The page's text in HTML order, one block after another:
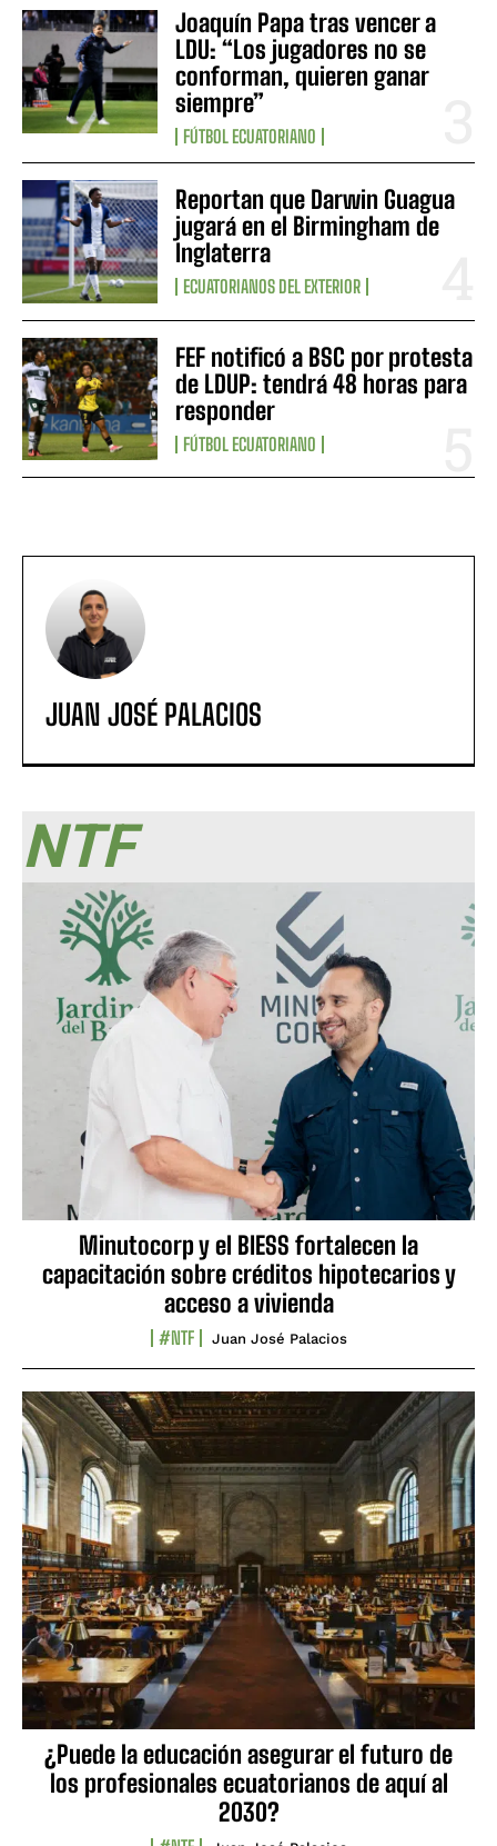
Joaquín Papa tras vencer a
LDU: “Los jugadores no se
conforman, quieren ganar
siempre”
FÚTBOL ECUATORIANO
Reportan que Darwin Guagua
jugará en el Birmingham de
Inglaterra
ECUATORIANOS DEL EXTERIOR
FEF notificó a BSC por protesta
de LDUP: tendrá 48 horas para
responder
FÚTBOL ECUATORIANO
JUAN JOSÉ PALACIOS
NTF
Minutocorp y el BIESS fortalecen la
capacitación sobre créditos hipotecarios y
acceso a vivienda
#NTF Juan José Palacios
¿Puede la educación asegurar el futuro de
los profesionales ecuatorianos de aquí al
2030?